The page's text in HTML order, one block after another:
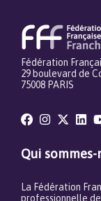
Fédération
29 boulevard de
75008 PARIS
Qui sommes-
La Fédération
professionnelle